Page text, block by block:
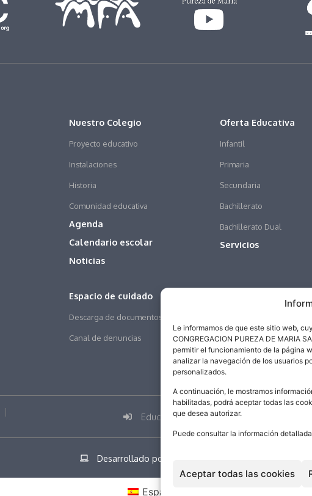
Le informamos de que este sitio web,
CONGREGACION PUREZA DE MARIA
permitir el funcionamiento de la página
analizar la navegación de los usuarios
personalizados.
A continuación, le mostramos
habilitadas, podrá aceptar todas las
que desea autorizar.
Puede consultar la información
Aceptar todas las cookies
Nuestro Colegio
Proyecto educativo
Instalaciones
Historia
Comunidad educativa
Agenda
Calendario escolar
Noticias
Espacio de cuidado
Descarga de documentos
Canal de denuncias
Oferta Educativa
Infantil
Primaria
Secundaria
Bachillerato
Bachillerato Dual
Servicios
Educamos
Desarrollado por addicional.com
Español